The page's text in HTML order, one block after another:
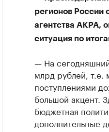
регионов России
агентства АКРА,
ситуация по
— На
млрд рублей, т.е.
поступлениями
большой акцент.
бюджетная
дополнительные